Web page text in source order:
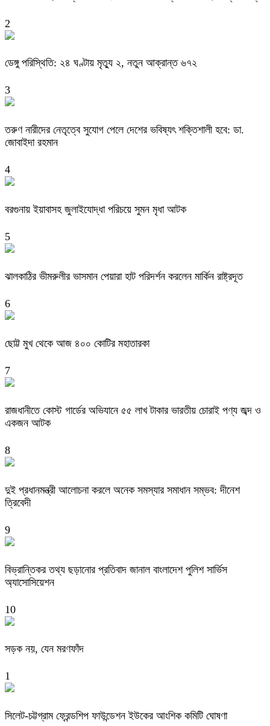
2
ডেঙ্গু পরিস্থিতি: ২৪ ঘণ্টায় মৃত্যু ২, নতুন আক্রান্ত ৬৭২
3
তরুণ নারীদের নেতৃত্বে সুযোগ পেলে দেশের ভবিষ্যৎ শক্তিশালী হবে: ডা.
জোবাইদা রহমান
4
বরগুনায় ইয়াবাসহ জুলাইযোদ্ধা পরিচয়ে সুমন মৃধা আটক
5
ঝালকাঠির ভীমরুলীর ভাসমান পেয়ারা হাট পরিদর্শন করলেন মার্কিন রাষ্ট্রদূত
6
ছোট্ট মুখ থেকে আজ ৪০০ কোটির মহাতারকা
7
রাজধানীতে কোস্ট গার্ডের অভিযানে ৫৫ লাখ টাকার ভারতীয় চোরাই পণ্য জব্দ ও
একজন আটক
8
দুই প্রধানমন্ত্রী আলোচনা করলে অনেক সমস্যার সমাধান সম্ভব: দীনেশ
ত্রিবেদী
9
বিভ্রান্তিকর তথ্য ছড়ানোর প্রতিবাদ জানাল বাংলাদেশ পুলিশ সার্ভিস
অ্যাসোসিয়েশন
10
সড়ক নয়, যেন মরণফাঁদ
1
সিলেট-চট্টগ্রাম ফ্রেন্ডশিপ ফাউন্ডেশন ইউকের আংশিক কমিটি ঘোষণা